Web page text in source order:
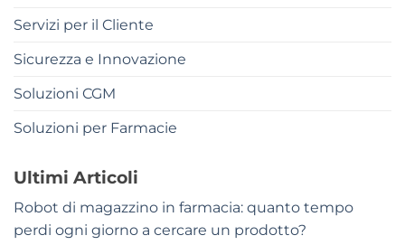
Servizi per il Cliente
Sicurezza e Innovazione
Soluzioni CGM
Soluzioni per Farmacie
Ultimi Articoli
Robot di magazzino in farmacia: quanto tempo
perdi ogni giorno a cercare un prodotto?